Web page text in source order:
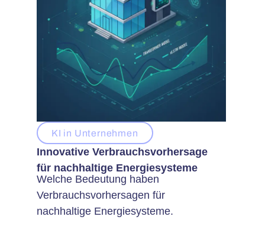
KI in Unternehmen
Innovative Verbrauchsvorhersage
für nachhaltige Energiesysteme
Welche Bedeutung haben
Verbrauchsvorhersagen für
nachhaltige Energiesysteme.